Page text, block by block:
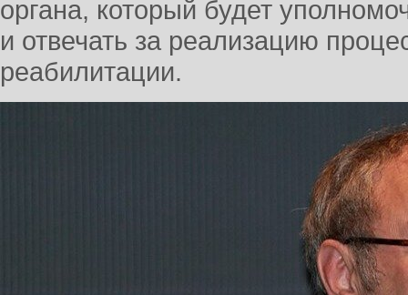
органа, который будет
и отвечать за реализацию
реабилитации.